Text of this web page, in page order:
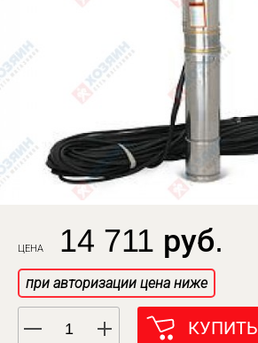
ЦЕНА 14 711 руб.
при авторизации цена ниже
КУПИТЬ